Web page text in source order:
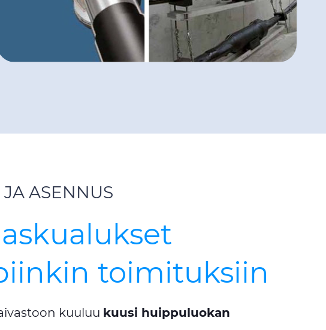
ASENNUS
toimituksiin
kuuluu kuusi huippuluokan